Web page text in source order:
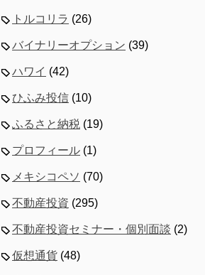
トルコリラ (26)
バイナリーオプション (39)
ハワイ (42)
ひふみ投信 (10)
ふるさと納税 (19)
プロフィール (1)
メキシコペソ (70)
不動産投資 (295)
不動産投資セミナー・個別面談 (2)
仮想通貨 (48)